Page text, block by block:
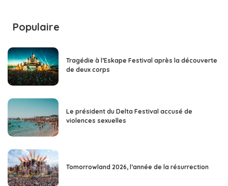
Populaire
Tragédie à l’Eskape Festival après la découverte
de deux corps
Le président du Delta Festival accusé de
violences sexuelles
Tomorrowland 2026, l’année de la résurrection